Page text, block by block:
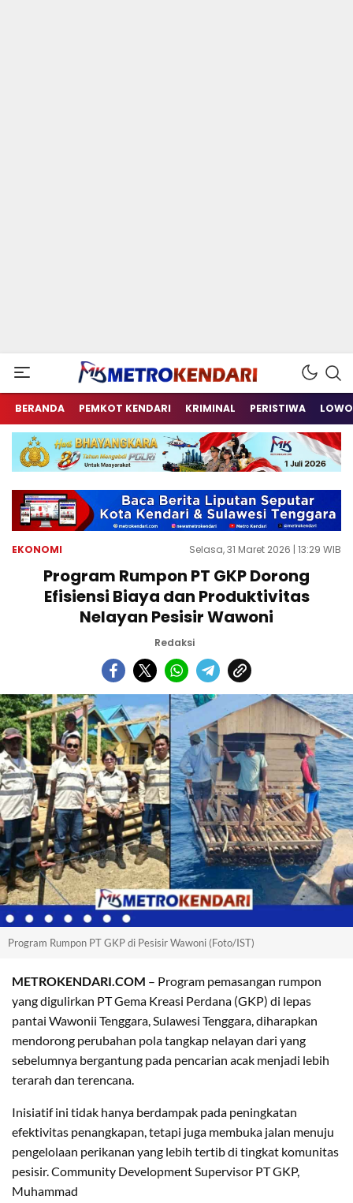
metrokendari
Berita Terkini Sulawesi Tenggara
BERANDA PEMKOT KENDARI KRIMINAL PERISTIWA
EKONOMI Selasa, 31 Maret 2026 | 13:29 WIB
Program Rumpon PT GKP Dorong
Efisiensi Biaya dan Produktivitas
Nelayan Pesisir Wawoni
Redaksi
Program Rumpon PT GKP di Pesisir Wawoni (Foto/IST)
METROKENDARI.COM – Program pemasangan rumpon
yang digulirkan PT Gema Kreasi Perdana (GKP) di lepas
pantai Wawonii Tenggara, Sulawesi Tenggara, diharapkan
mendorong perubahan pola tangkap nelayan dari yang
sebelumnya bergantung pada pencarian acak menjadi lebih
terarah dan terencana.
Inisiatif ini tidak hanya berdampak pada peningkatan
efektivitas penangkapan, tetapi juga membuka jalan menuju
pengelolaan perikanan yang lebih tertib di tingkat komunitas
pesisir. Community Development Supervisor PT GKP,
Muhammad